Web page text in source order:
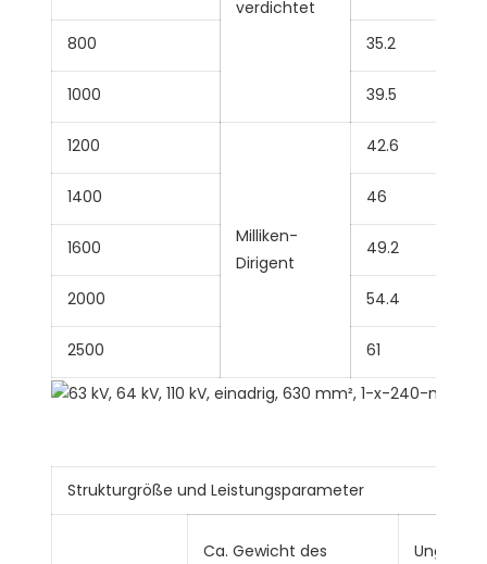
verdichtet
800 35.2
1000 39.5
1200
Milliken-
Dirigent
42.6
1400 46
1600 49.2
2000 54.4
2500 61
Strukturgröße und Leistungsparameter
Ca. Gewicht des